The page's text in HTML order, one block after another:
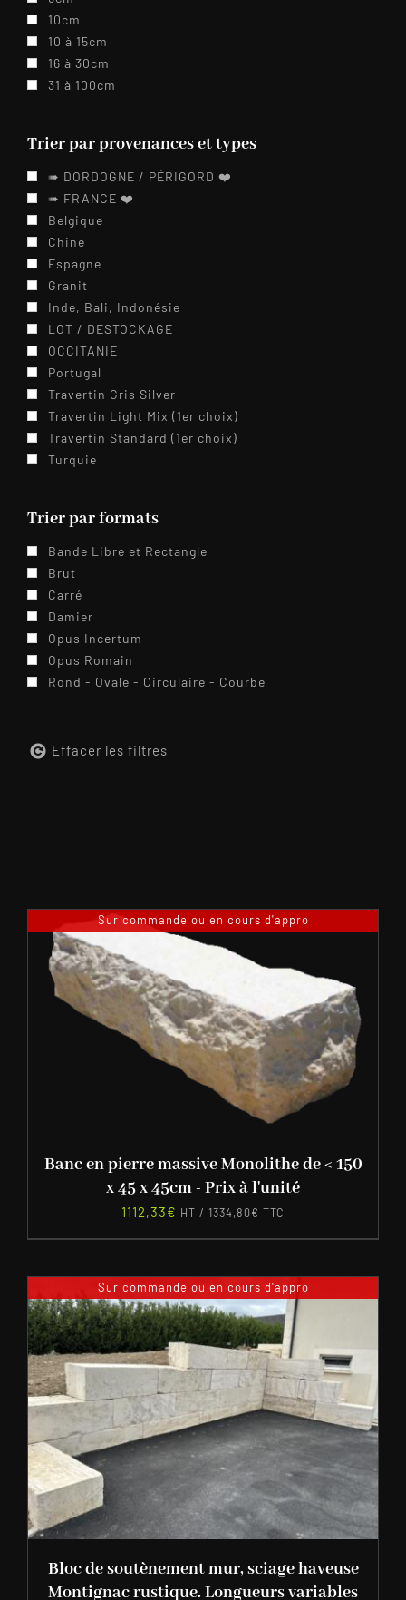
Sur commande ou en cours d'appro
Banc en pierre massive Monolithe de < 150
x 45 x 45cm - Prix à l'unité
1112,33€ HT / 1334,80€ TTC
Sur commande ou en cours d'appro
Bloc de soutènement mur, sciage haveuse
Montignac rustique. Longueurs variables
10cm
10 à 15cm
16 à 30cm
31 à 100cm
Trier par provenances et types
➠ DORDOGNE / PÉRIGORD ❤️️
➠ FRANCE ❤️️
Belgique
Chine
Espagne
Granit
Inde, Bali, Indonésie
LOT / DESTOCKAGE
OCCITANIE
Portugal
Travertin Gris Silver
Travertin Light Mix (1er choix)
Travertin Standard (1er choix)
Turquie
Trier par formats
Bande Libre et Rectangle
Brut
Carré
Damier
Opus Incertum
Opus Romain
Rond - Ovale - Circulaire - Courbe
Effacer les filtres